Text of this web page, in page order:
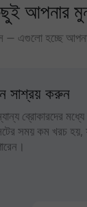
আপনার
— এগুলো হচ্ছে আপনার
সাশ্রয় করুন
ব্রোকারদের
সময় কম খরচ হয়,